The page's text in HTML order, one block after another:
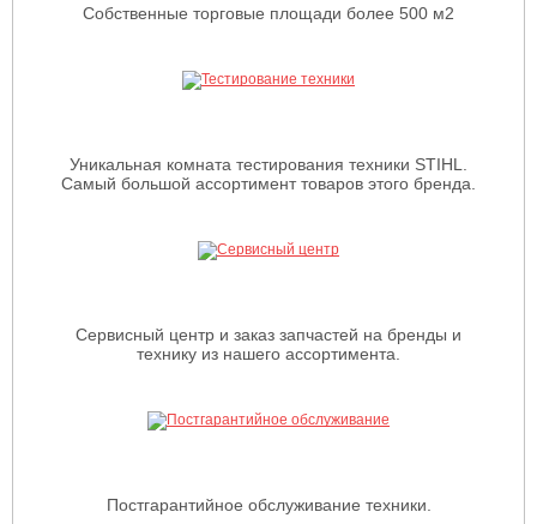
Собственные торговые площади более 500 м2
Уникальная комната тестирования техники STIHL.
Самый большой ассортимент товаров этого бренда.
Сервисный центр и заказ запчастей на бренды и
технику из нашего ассортимента.
Постгарантийное обслуживание техники.